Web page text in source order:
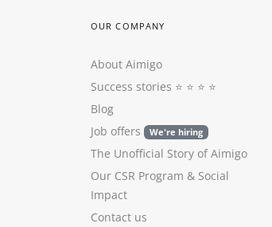
OUR COMPANY
About Aimigo
Success stories ⭐️ ⭐️ ⭐️ ⭐️
Blog
Job offers
We're hiring
The Unofficial Story of Aimigo
Our CSR Program & Social
Impact
Contact us